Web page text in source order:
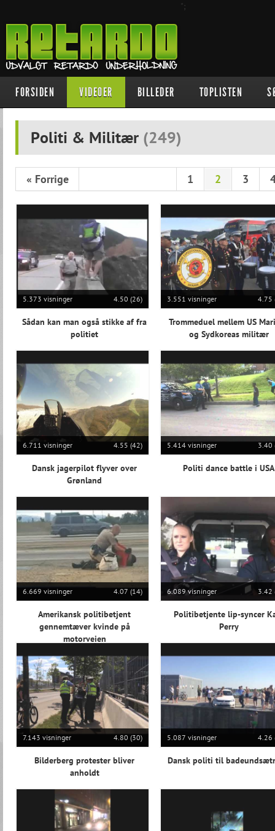
";
FORSIDEN VIDEOER BILLEDER TOPLISTEN
Politi & Militær (249)
« Forrige 1 2 3
5.373 visninger 4.50 (26)
Sådan kan man også stikke af fra
politiet
3.551 visninger 4.75
Trommeduel mellem US
og Sydkoreas militær
6.711 visninger 4.55 (42)
Dansk jagerpilot flyver over
Grønland
5.414 visninger 3.40
Politi dance battle i USA
6.669 visninger 4.07 (14)
Amerikansk politibetjent
gennemtæver kvinde på
motorvejen
6.089 visninger 3.42
Politibetjente lip-syncer
Perry
7.143 visninger 4.80 (30)
Bilderberg protester bliver
anholdt
5.087 visninger 4.26
Dansk politi til